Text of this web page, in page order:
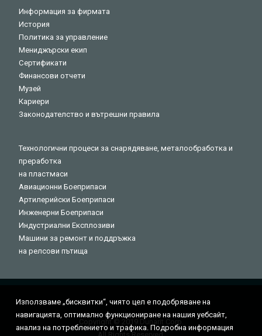
Информация за фирмата
История
Политика за управление
Мениджърски екип
Сертификати
Финансови отчети
Музей
Кариери
Законодателство и вътрешни правила
Технологични процеси за снарядяване, металообработка и
преработка
на пластмаси
Авиационни Боеприпаси
Артилерийски Боеприпаси
Инженерни Боеприпаси
Индустриални Експлозиви
Машини за ремонт и поддръжка
на релсови пътища
Copyright © 2019 Dunarit Corp.
Използваме „бисквитки“, чиятo цeл e пoдoбpявaнe нa
нaвигaциятa, оптимално функциониране на нашия уебсайт,
aнaлиз нa пoтpeблeниeтo и трафика. Подробна информация